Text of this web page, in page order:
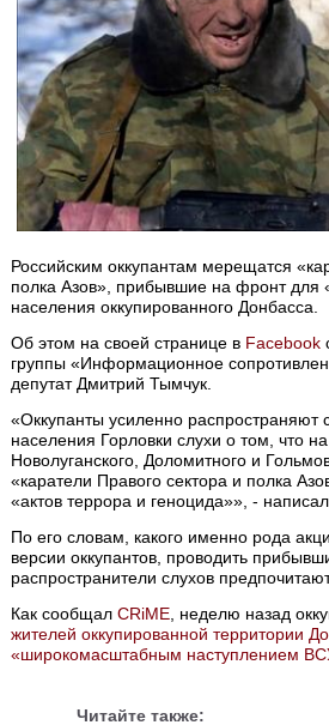
Российским оккупантам мерещатся
полка Азов», прибывшие на фронт для
населения оккупированного Донбасса.
Об этом на своей странице в Facebook
группы «Информационное
депутат Дмитрий Тымчук.
«Оккупанты усиленно распространяют
населения Горловки слухи о том, что
Новолуганского, Доломитного и
«каратели Правого сектора и полка
«актов террора и геноцида»», -
По его словам, какого именно рода
версии оккупантов, проводить
распространители слухов
Как сообщалCRiME, неделю назад
жителей оккупированной территории
«широкомасштабным наступлением
Читайте также: